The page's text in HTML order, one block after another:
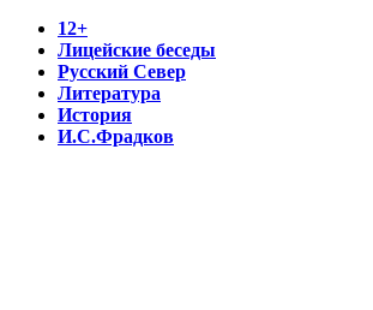
12+
Лицейские беседы
Русский Север
Литература
История
И.С.Фрадков